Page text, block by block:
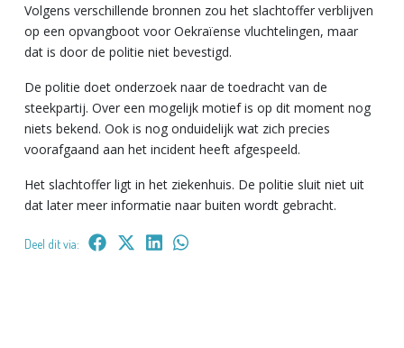
Volgens verschillende bronnen zou het slachtoffer verblijven
op een opvangboot voor Oekraïense vluchtelingen, maar
dat is door de politie niet bevestigd.
De politie doet onderzoek naar de toedracht van de
steekpartij. Over een mogelijk motief is op dit moment nog
niets bekend. Ook is nog onduidelijk wat zich precies
voorafgaand aan het incident heeft afgespeeld.
Het slachtoffer ligt in het ziekenhuis. De politie sluit niet uit
dat later meer informatie naar buiten wordt gebracht.
Deel dit via: